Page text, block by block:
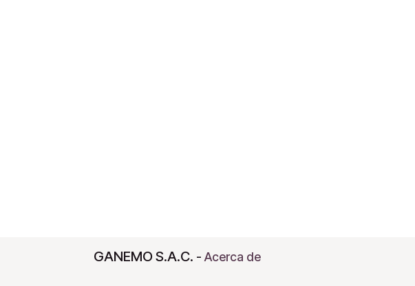
GANEMO S.A.C. -Acerca de